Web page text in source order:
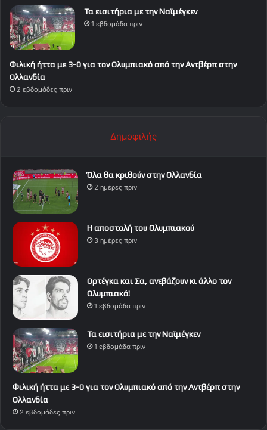
Τα εισιτήρια με την Ναϊμέγκεν
1 εβδομάδα πριν
Φιλική ήττα με 3-0 για τον Ολυμπιακό από την Αντβέρπ στην
Ολλανδία
2 εβδομάδες πριν
Δημοφιλής
Όλα θα κριθούν στην Ολλανδία
2 ημέρες πριν
Η αποστολή του Ολυμπιακού
3 ημέρες πριν
Ορτέγκα και Σα, ανεβάζουν κι άλλο τον
Ολυμπιακό!
1 εβδομάδα πριν
Τα εισιτήρια με την Ναϊμέγκεν
1 εβδομάδα πριν
Φιλική ήττα με 3-0 για τον Ολυμπιακό από την Αντβέρπ στην
Ολλανδία
2 εβδομάδες πριν